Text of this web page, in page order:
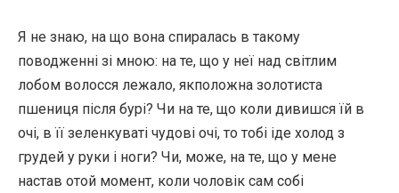
Я не знаю, на що вона спиралась в такому
поводженні зі мною: на те, що у неї над світлим
лобом волосся лежало, якположна золотиста
пшениця після бурі? Чи на те, що коли дивишся їй в
очі, в її зеленкуваті чудові очі, то тобі іде холод з
грудей у руки і ноги? Чи, може, на те, що у мене
настав отой момент, коли чоловік сам собі